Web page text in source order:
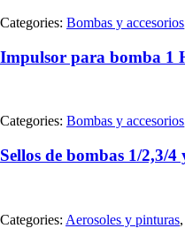
Categories: Bombas y accesorios
Impulsor para bomba 1
Categories: Bombas y accesorios
Sellos de bombas 1/2,3/4
Categories: Aerosoles y pinturas,